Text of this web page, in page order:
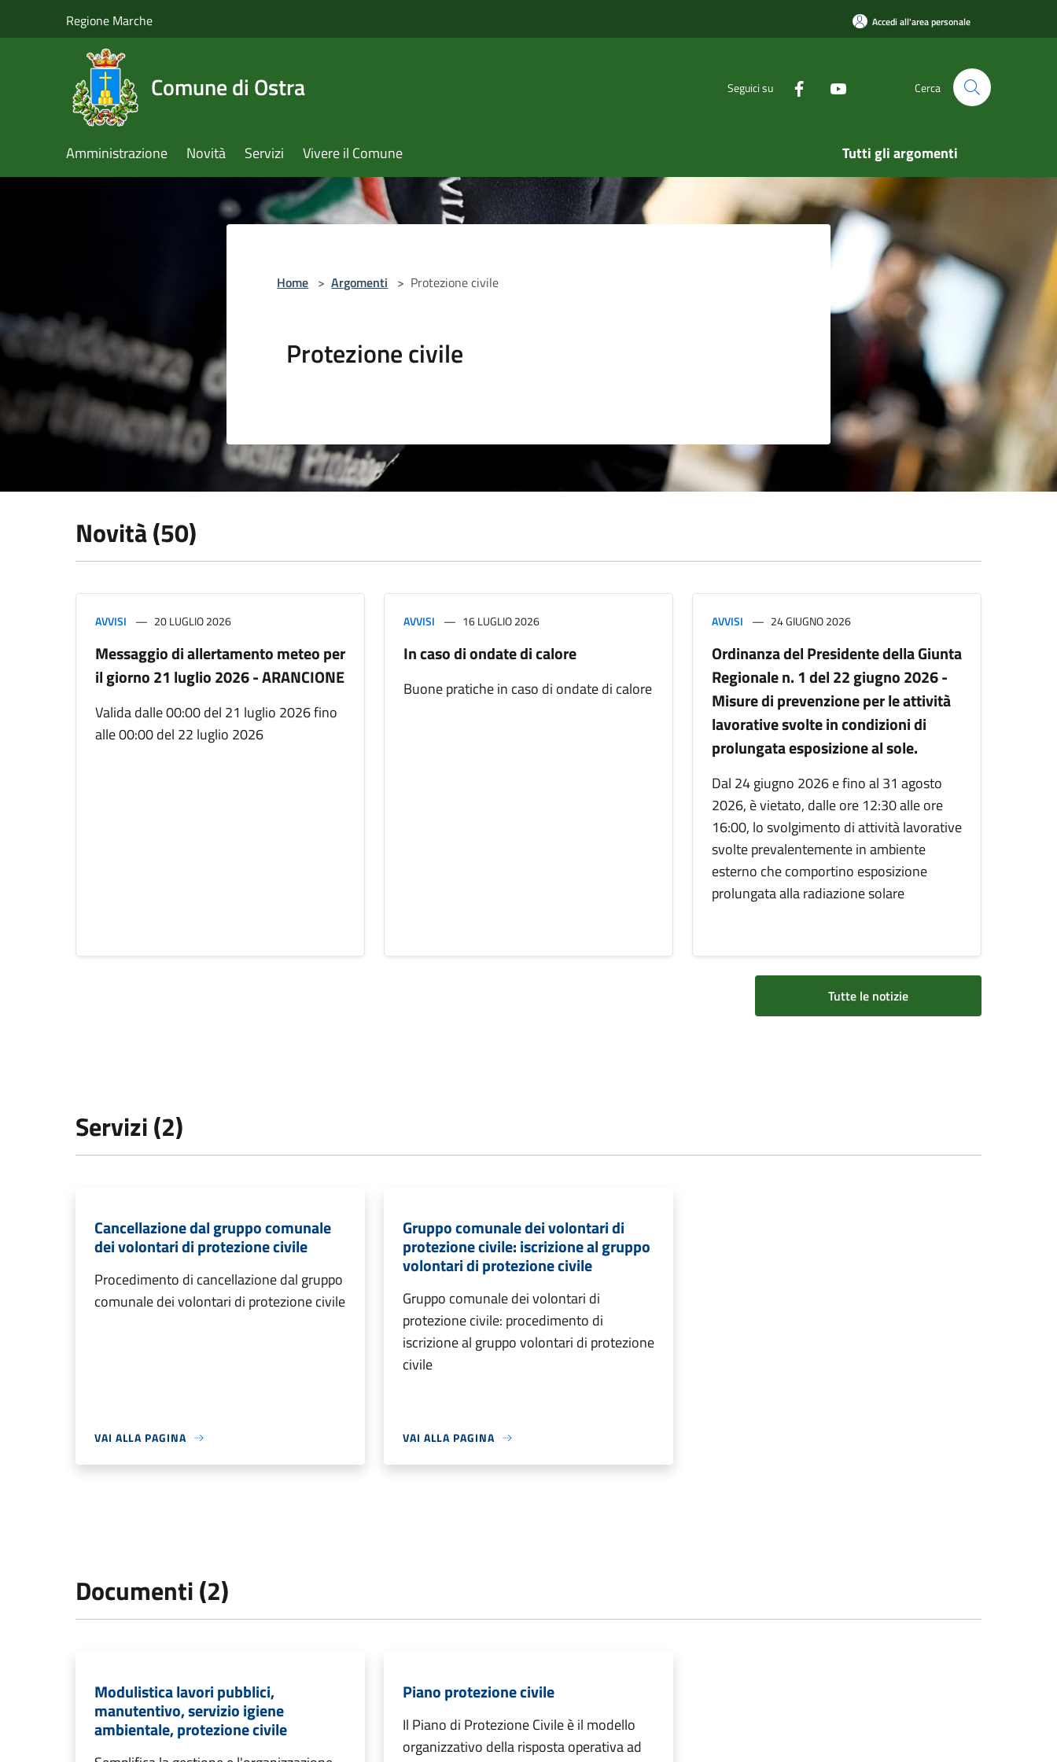
Regione Marche Accedi all'area personale
Comune di Ostra Seguici su Cerca
Amministrazione Novità Servizi Vivere il Comune Tutti gli argomenti
Home > Argomenti > Protezione civile
Protezione civile
Novità (50)
AVVISI 20 LUGLIO 2026
Messaggio di allertamento meteo per
il giorno 21 luglio 2026 - ARANCIONE
Valida dalle 00:00 del 21 luglio 2026 fino
alle 00:00 del 22 luglio 2026
AVVISI 16 LUGLIO 2026
In caso di ondate di calore
Buone pratiche in caso di ondate di calore
AVVISI 24 GIUGNO 2026
Ordinanza del Presidente della Giunta
Regionale n. 1 del 22 giugno 2026 -
Misure di prevenzione per le attività
lavorative svolte in condizioni di
prolungata esposizione al sole.
Dal 24 giugno 2026 e fino al 31 agosto
2026, è vietato, dalle ore 12:30 alle ore
16:00, lo svolgimento di attività lavorative
svolte prevalentemente in ambiente
esterno che comportino esposizione
prolungata alla radiazione solare
Tutte le notizie
Servizi (2)
Cancellazione dal gruppo comunale
dei volontari di protezione civile
Procedimento di cancellazione dal gruppo
comunale dei volontari di protezione civile
VAI ALLA PAGINA
Gruppo comunale dei volontari di
protezione civile: iscrizione al gruppo
volontari di protezione civile
Gruppo comunale dei volontari di
protezione civile: procedimento di
iscrizione al gruppo volontari di protezione
civile
VAI ALLA PAGINA
Documenti (2)
Modulistica lavori pubblici,
manutentivo, servizio igiene
ambientale, protezione civile
Piano protezione civile
Il Piano di Protezione Civile è il modello
organizzativo della risposta operativa ad